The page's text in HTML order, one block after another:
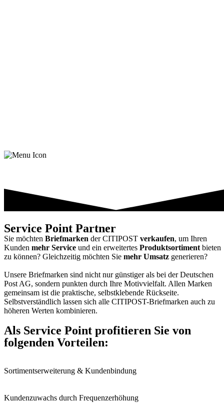
Service Point Partner
Sie möchten Briefmarken der CITIPOST verkaufen, um Ihren
Kunden mehr Service und ein erweitertes Produktsortiment bieten
zu können? Gleichzeitig möchten Sie mehr Umsatz generieren?
Unsere Briefmarken sind nicht nur günstiger als bei der Deutschen
Post AG, sondern punkten durch Ihre Motivvielfalt. Allen Marken
gemeinsam ist die praktische, selbstklebende Rückseite.
Selbstverständlich lassen sich alle CITIPOST-Briefmarken auch zu
höheren Werten kombinieren.
Als Service Point profitieren Sie von
folgenden Vorteilen:
Sortimentserweiterung & Kundenbindung
Kundenzuwachs durch Frequenzerhöhung